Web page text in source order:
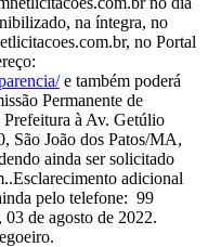
na íntegra, no
no Portal
e também poderá
Permanente de
à Av. Getúlio
São João dos Patos/MA,
ainda ser solicitado
adicional
pelo telefone: 99
de agosto de 2022.